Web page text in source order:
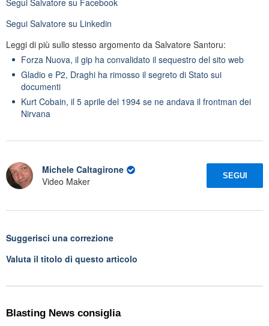
Segui Salvatore su Linkedin
Leggi di più sullo stesso argomento da Salvatore Santoru:
Forza Nuova, il gip ha convalidato il sequestro del sito web
Gladio e P2, Draghi ha rimosso il segreto di Stato sui
documenti
Kurt Cobain, il 5 aprile del 1994 se ne andava il frontman dei
Nirvana
Michele Caltagirone
Video Maker
SEGUI
Suggerisci una correzione
Valuta il titolo di questo articolo
Blasting News consiglia